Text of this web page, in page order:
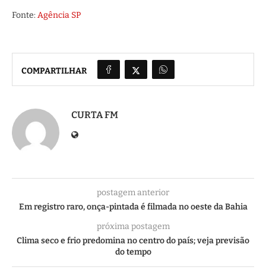
Fonte: Agência SP
COMPARTILHAR
CURTA FM
postagem anterior
Em registro raro, onça-pintada é filmada no oeste da Bahia
próxima postagem
Clima seco e frio predomina no centro do país; veja previsão
do tempo